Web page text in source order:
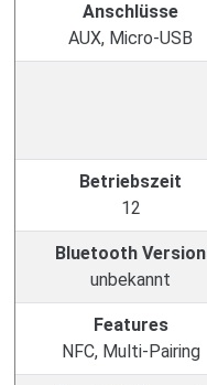
Anschlüsse
AUX, Micro-USB
Betriebszeit
12
Bluetooth Version
unbekannt
Features
NFC, Multi-Pairing